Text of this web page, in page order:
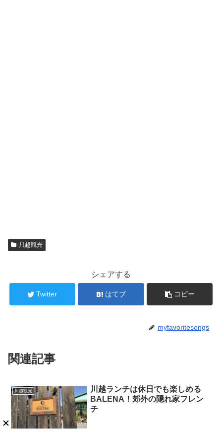
川越観光
シェアする
Twitter はてブ コピー
myfavoritesongs
関連記事
川越観光
川越ランチは休日でも楽しめる
BALENA！郊外の隠れ家フレン
チ